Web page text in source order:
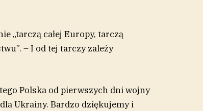
„tarczą całej Europy, tarczą
– I od tej tarczy zależy
Polska od pierwszych dni wojny
Ukrainy. Bardzo dziękujemy i